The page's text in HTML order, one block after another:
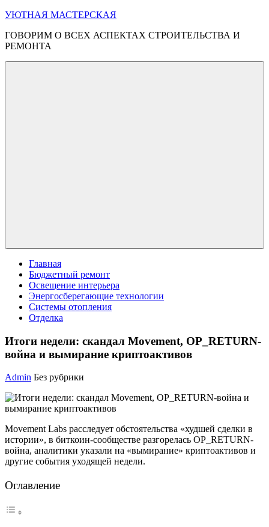
Перейти
содержимому
УЮТНАЯ МАСТЕРСКАЯ
ГОВОРИМ О ВСЕХ АСПЕКТАХ СТРОИТЕЛЬСТВА И
РЕМОНТА
Главная
Бюджетный ремонт
Освещение интерьера
Энергосберегающие технологии
Системы отопления
Отделка
Итоги недели: скандал Movement, OP_RETURN-
война и вымирание криптоактивов
Admin Без рубрики
Movement Labs расследует обстоятельства «худшей сделки в
истории», в биткоин-сообществе разгорелась OP_RETURN-
война, аналитики указали на «вымирание» криптоактивов и
другие события уходящей недели.
Оглавление